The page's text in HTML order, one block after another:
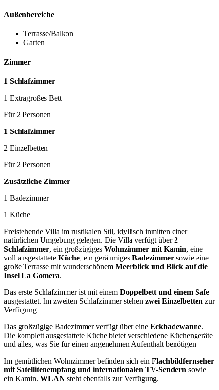
Außenbereiche
Terrasse/Balkon
Garten
Zimmer
1 Schlafzimmer
1 Extragroßes Bett
Für 2 Personen
1 Schlafzimmer
2 Einzelbetten
Für 2 Personen
Zusätzliche Zimmer
1 Badezimmer
1 Küche
Freistehende Villa im rustikalen Stil, idyllisch inmitten einer
natürlichen Umgebung gelegen. Die Villa verfügt über2
Schlafzimmer, ein großzügiges Wohnzimmer mit Kamin, eine
voll ausgestattete Küche, ein geräumiges Badezimmer sowie eine
große Terrasse mit wunderschönem Meerblick und Blick auf die
Insel La Gomera.
Das erste Schlafzimmer ist mit einem Doppelbett und einem Safe
ausgestattet. Im zweiten Schlafzimmer stehen zwei Einzelbetten zur
Verfügung.
Das großzügige Badezimmer verfügt über eine Eckbadewanne.
Die komplett ausgestattete Küche bietet verschiedene Küchengeräte
und alles, was Sie für einen angenehmen Aufenthalt benötigen.
Im gemütlichen Wohnzimmer befinden sich ein Flachbildfernseher
mit Satellitenempfang und internationalen TV-Sendern sowie
ein Kamin. WLAN steht ebenfalls zur Verfügung.